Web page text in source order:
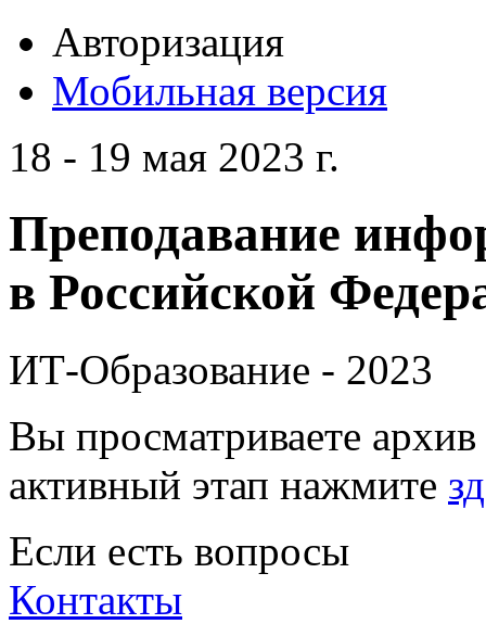
Авторизация
Мобильная версия
18 - 19 мая 2023 г.
Преподавание
в Российской
ИТ-Образование - 2023
Вы просматриваете
активный этап нажмите
Если есть вопросы
Контакты